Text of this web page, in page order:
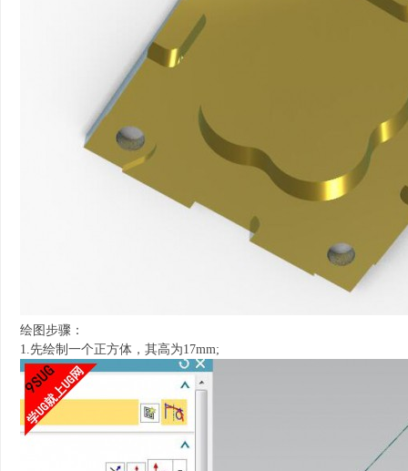
绘图步骤：
1.先绘制一个正方体，其高为17mm;